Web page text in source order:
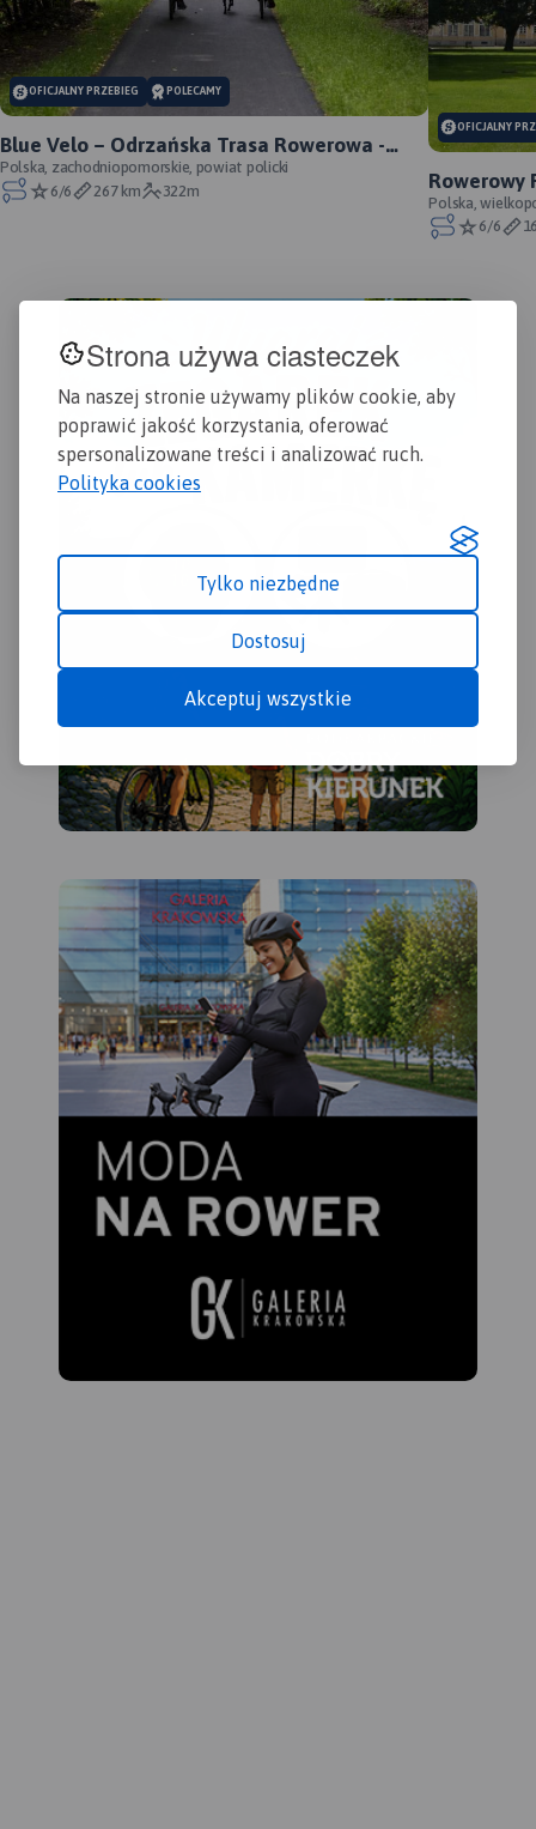
Strona używa ciasteczek
Na naszej stronie używamy plików cookie, aby
poprawić jakość korzystania, oferować
spersonalizowane treści i analizować ruch.
Polityka cookies
Tylko niezbędne
Dostosuj
Akceptuj wszystkie
OFICJALNY PRZEBIEG POLECAMY
Blue Velo – Odrzańska Trasa Rowerowa -
oficjalny przebieg
Polska, zachodniopomorskie, powiat policki
6/6
267 km 322m
OFICJALNY
Rowerowy
oficjalny
Polska,
6/6